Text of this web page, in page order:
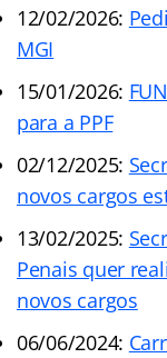
12/02/2026:
MGI
15/01/2026:
para a PPF
02/12/2025:
novos cargos
13/02/2025:
Penais quer
novos cargos
06/06/2024: